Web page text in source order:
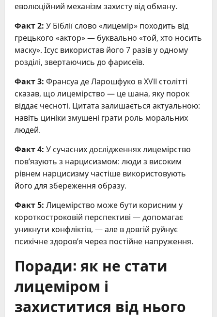
еволюційний механізм захисту від обману.
Факт 2: У Біблії слово «лицемір» походить від
грецького «актор» — буквально «той, хто носить
маску». Ісус використав його 7 разів у одному
розділі, звертаючись до фарисеїв.
Факт 3: Франсуа де Ларошфуко в XVII столітті
сказав, що лицемірство — це шана, яку порок
віддає чесноті. Цитата залишається актуальною:
навіть циніки змушені грати роль моральних
людей.
Факт 4: У сучасних дослідженнях лицемірство
пов’язують з нарцисизмом: люди з високим
рівнем нарцисизму частіше використовують
його для збереження образу.
Факт 5: Лицемірство може бути корисним у
короткостроковій перспективі — допомагає
уникнути конфліктів, — але в довгій руйнує
психічне здоров’я через постійне напруження.
Поради: як не стати
лицеміром і
захиститися від нього